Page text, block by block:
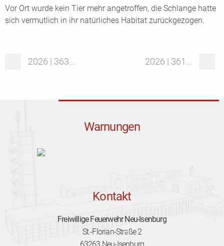
Vor Ort wurde kein Tier mehr angetroffen, die Schlange hatte
sich vermutlich in ihr natürliches Habitat zurückgezogen.
2026 | 363... 2026 | 361...
Warnungen
Kontakt
Freiwillige Feuerwehr Neu-Isenburg
St.-Florian-Straße 2